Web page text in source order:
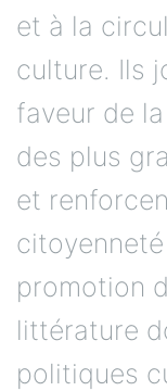
et à la
culture. Ils
faveur de
des plus
et
promotion
littérature
politiques